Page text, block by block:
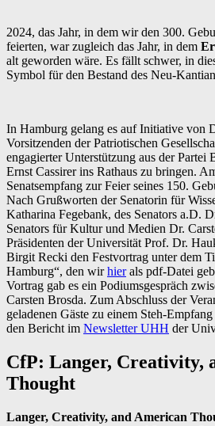
2024, das Jahr, in dem wir den 300.
feierten, war zugleich das Jahr, in dem
alt geworden wäre. Es fällt schwer, in
Symbol für den Bestand des Neu-
In Hamburg gelang es auf Initiative von
Vorsitzenden der Patriotischen
engagierter Unterstützung aus der Partei
Ernst Cassirer ins Rathaus zu bringen.
Senatsempfang zur Feier seines 150.
Nach Grußworten der Senatorin für
Katharina Fegebank, des Senators a.D.
Senators für Kultur und Medien Dr.
Präsidenten der Universität Prof. Dr.
Birgit Recki den Festvortrag unter dem
Hamburg“, den wirhierals pdf-Datei
Vortrag gab es ein Podiumsgespräch
Carsten Brosda. Zum Abschluss der
geladenen Gäste zu einem Steh-
den Bericht im Newsletter UHH der
CfP: Langer, Creativity,
Thought
Langer, Creativity, and American